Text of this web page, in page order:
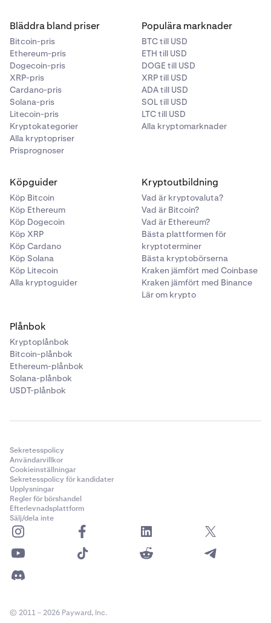
Bläddra bland priser
Bitcoin-pris
Ethereum-pris
Dogecoin-pris
XRP-pris
Cardano-pris
Solana-pris
Litecoin-pris
Kryptokategorier
Alla kryptopriser
Prisprognoser
Populära marknader
BTC till USD
ETH till USD
DOGE till USD
XRP till USD
ADA till USD
SOL till USD
LTC till USD
Alla kryptomarknader
Köpguider
Köp Bitcoin
Köp Ethereum
Köp Dogecoin
Köp XRP
Köp Cardano
Köp Solana
Köp Litecoin
Alla kryptoguider
Kryptoutbildning
Vad är kryptovaluta?
Vad är Bitcoin?
Vad är Ethereum?
Bästa plattformen för
kryptoterminer
Bästa kryptobörserna
Kraken jämfört med Coinbase
Kraken jämfört med Binance
Lär om krypto
Plånbok
Kryptoplånbok
Bitcoin-plånbok
Ethereum-plånbok
Solana-plånbok
USDT-plånbok
Sekretesspolicy
Användarvillkor
Cookieinställningar
Sekretesspolicy för kandidater
Upplysningar
Regler för börshandel
Efterlevnadsplattform
Sälj/dela inte
© 2011 – 2026 Payward, Inc.